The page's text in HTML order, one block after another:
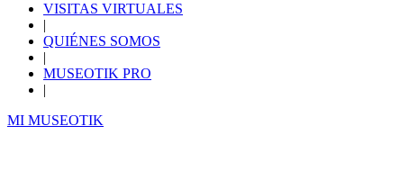
VISITAS VIRTUALES
|
QUIÉNES SOMOS
|
MUSEOTIK PRO
|
MI MUSEOTIK